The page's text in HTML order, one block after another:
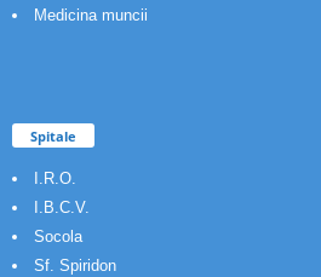
Medicina muncii
Spitale
I.R.O.
I.B.C.V.
Socola
Sf. Spiridon